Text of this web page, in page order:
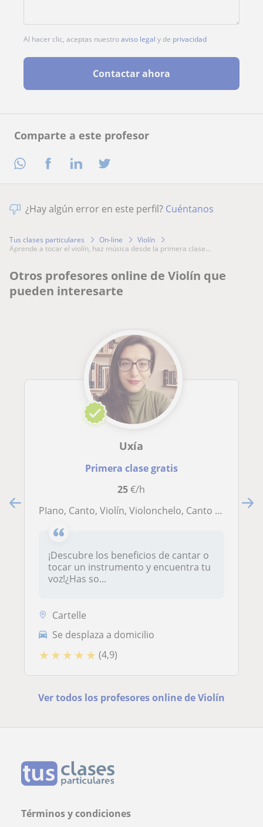
Comparte a este profesor
Al hacer clic, aceptas nuestroaviso legal y de privacidad
Contactar ahora
¿Hay algún error en este perfil? Cuéntanos
Tus clases particulares On-line
Violín
aprende a tocar el violín, haz música desde la primera clase...
Otros profesores online de Violín que
pueden interesarte
Uxía
Primera clase gratis
25€/h
PIano, Canto, Violín, Violonchelo, Canto Coral
¡Descubre los beneficios de cantar o
tocar un instrumento y encuentra tu
voz!¿Has so...
Cartelle
Se desplaza a domicilio
★ ★ ★ ★ ★ (4,9)
Ver todos los profesores online de Violín
Términos y condiciones